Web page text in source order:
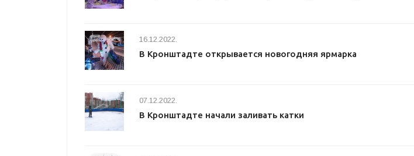
16.12.2022.
В Кронштадте открывается новогодняя ярмарка
07.12.2022.
В Кронштадте начали заливать катки